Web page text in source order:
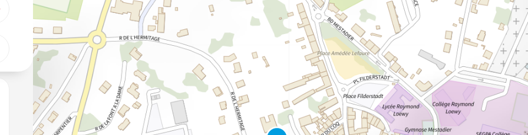
GÉOLOCALISER
aux favoris